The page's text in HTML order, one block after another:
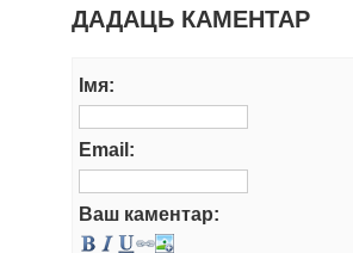
ДАДАЦЬ КАМЕНТАР
Iмя:
Email:
Ваш каментар: